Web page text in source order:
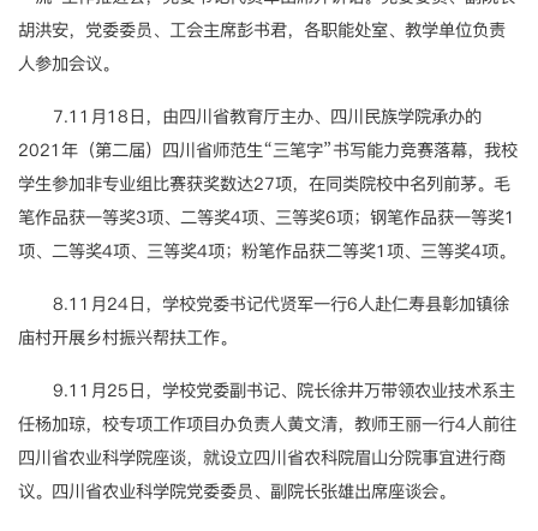
胡洪安，党委委员、工会主席彭书君，各职能处室、教学单位负责
人参加会议。
7.11月18日，由四川省教育厅主办、四川民族学院承办的
2021年（第二届）四川省师范生“三笔字”书写能力竞赛落幕，我校
学生参加非专业组比赛获奖数达27项，在同类院校中名列前茅。毛
笔作品获一等奖3项、二等奖4项、三等奖6项；钢笔作品获一等奖1
项、二等奖4项、三等奖4项；粉笔作品获二等奖1项、三等奖4项。
8.11月24日，学校党委书记代贤军一行6人赴仁寿县彰加镇徐
庙村开展乡村振兴帮扶工作。
9.11月25日，学校党委副书记、院长徐井万带领农业技术系主
任杨加琼，校专项工作项目办负责人黄文清，教师王丽一行4人前往
四川省农业科学院座谈，就设立四川省农科院眉山分院事宜进行商
议。四川省农业科学院党委委员、副院长张雄出席座谈会。